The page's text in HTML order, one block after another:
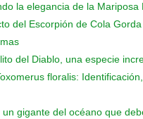
la elegancia de la Mariposa
del Escorpión de Cola
del Diablo, una especie
floralis:
un gigante del océano que